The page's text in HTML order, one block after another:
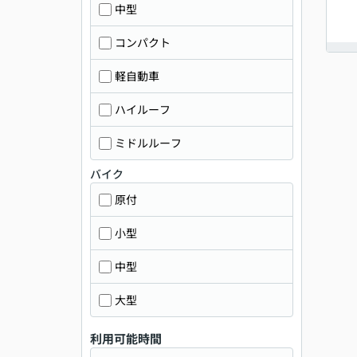
中型
コンパクト
軽自動車
ハイルーフ
ミドルルーフ
バイク
原付
小型
中型
大型
利用可能時間